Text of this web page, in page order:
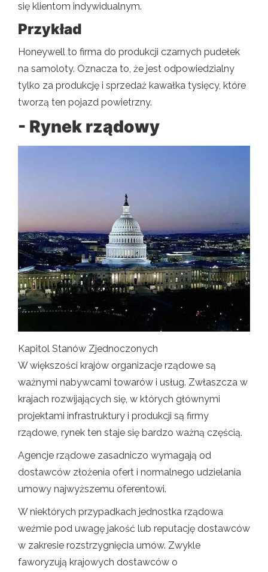
się klientom indywidualnym.
Przykład
Honeywell to firma do produkcji czarnych pudełek
na samoloty. Oznacza to, że jest odpowiedzialny
tylko za produkcję i sprzedaż kawałka tysięcy, które
tworzą ten pojazd powietrzny.
- Rynek rządowy
Kapitol Stanów Zjednoczonych
W większości krajów organizacje rządowe są
ważnymi nabywcami towarów i usług. Zwłaszcza w
krajach rozwijających się, w których głównymi
projektami infrastruktury i produkcji są firmy
rządowe, rynek ten staje się bardzo ważną częścią.
Agencje rządowe zasadniczo wymagają od
dostawców złożenia ofert i normalnego udzielania
umowy najwyższemu oferentowi.
W niektórych przypadkach jednostka rządowa
weźmie pod uwagę jakość lub reputację dostawców
w zakresie rozstrzygnięcia umów. Zwykle
faworyzują krajowych dostawców o